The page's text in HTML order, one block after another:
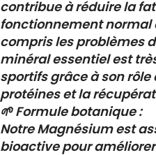
contribue à réduire la
fonctionnement normal
compris les problèmes
minéral essentiel est
sportifs grâce à son
protéines et la
🌱 Formule botanique :
Notre Magnésium est
bioactive pour